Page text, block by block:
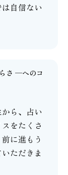
自信ない
さ ─へのコ
ら、占い
をたくさ
に進もう
ただきま